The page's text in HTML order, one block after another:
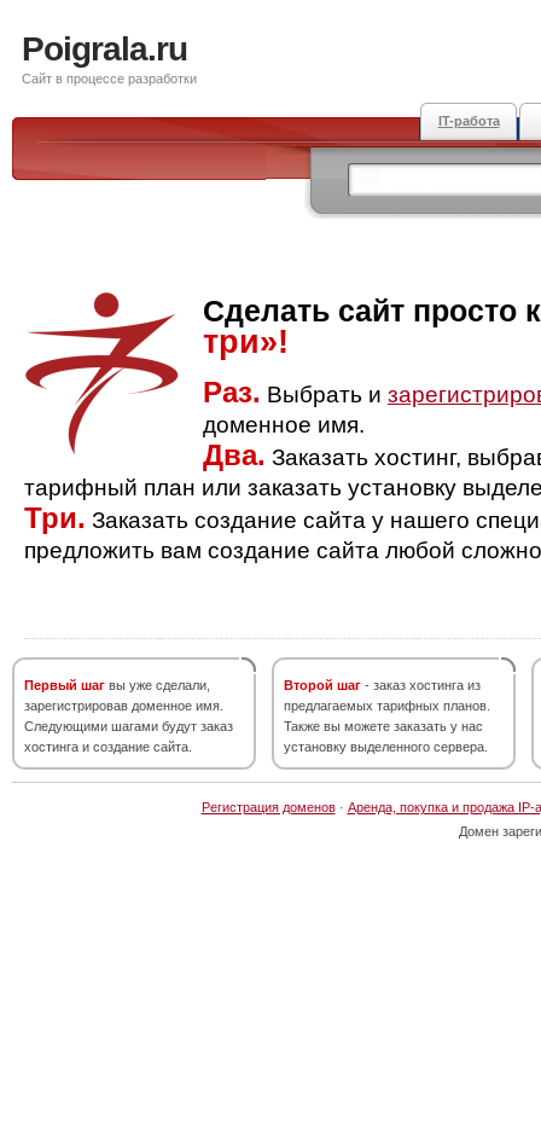
Poigrala.ru
Сайт в процессе разработки
IT-работа
Сделать сайт просто
три»!
Раз. Выбрать и
доменное имя.
Два. Заказать хостинг,
тарифный план или заказать установку
Три. Заказать создание сайта у нашего
предложить вам создание сайта любой
Первый шаг вы уже сделали,
зарегистрировав доменное имя.
Следующими шагами будут заказ
хостинга и создание сайта.
Второй шаг - заказ хостинга из
предлагаемых тарифных планов.
Также вы можете заказать у нас
установку выделенного сервера.
Регистрация доменов· Аренда, покупка и продажа IP-
Домен